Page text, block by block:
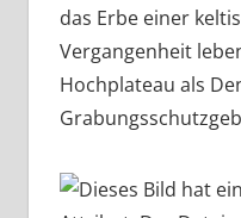
das Erbe einer
Vergangenheit
Hochplateau als